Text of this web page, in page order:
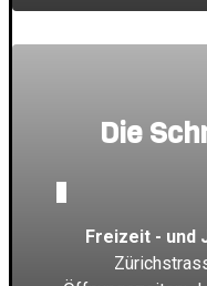
Die
Freizeit - und